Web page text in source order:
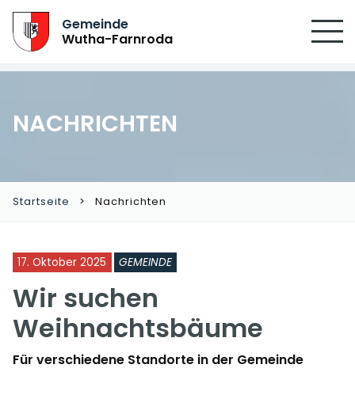
Gemeinde
Wutha-Farnroda
NACHRICHTEN
Startseite Nachrichten
17. Oktober 2025 GEMEINDE
Wir suchen
Weihnachtsbäume
Für verschiedene Standorte in der Gemeinde